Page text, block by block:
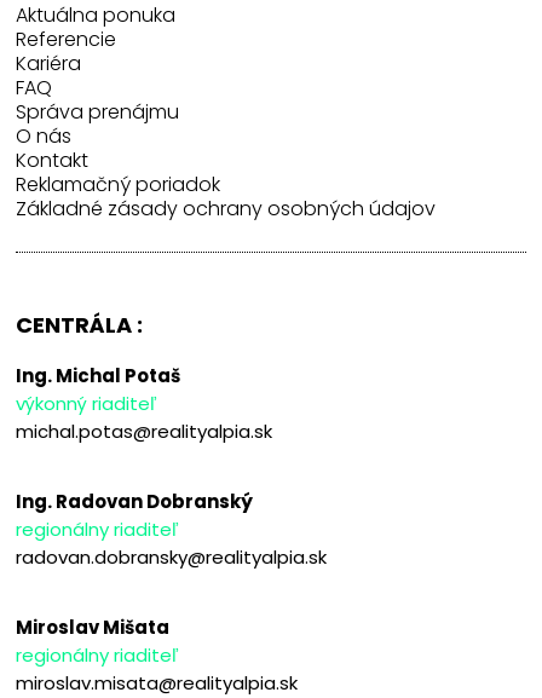
Aktuálna ponuka
Referencie
Kariéra
FAQ
Správa prenájmu
O nás
Kontakt
Reklamačný poriadok
Základné zásady ochrany osobných údajov
CENTRÁLA :
Ing. Michal Potaš
výkonný riaditeľ
michal.potas@realityalpia.sk
Ing. Radovan Dobranský
regionálny riaditeľ
radovan.dobransky@realityalpia.sk
Miroslav Mišata
regionálny riaditeľ
miroslav.misata@realityalpia.sk